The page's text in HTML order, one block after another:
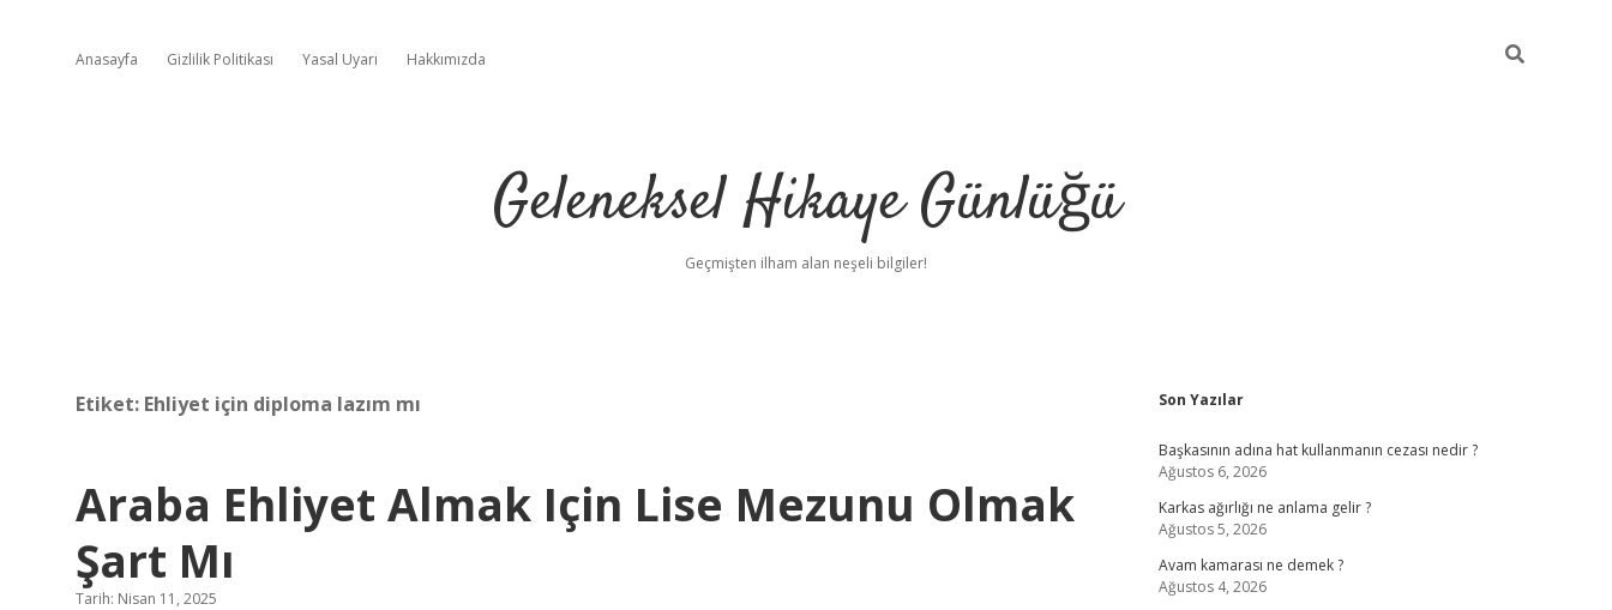
Anasayfa Gizlilik Politikası Yasal Uyarı Hakkımızda
Geleneksel Hikaye Günlüğü
Geçmişten ilham alan neşeli bilgiler!
Etiket: Ehliyet için diploma lazım mı
Araba Ehliyet Almak Için Lise Mezunu Olmak
Şart Mı
Tarih: Nisan 11, 2025
Sidebar
Son Yazılar
Başkasının adına hat kullanmanın cezası nedir ?
Ağustos 6, 2026
Karkas ağırlığı ne anlama gelir ?
Ağustos 5, 2026
Avam kamarası ne demek ?
Ağustos 4, 2026